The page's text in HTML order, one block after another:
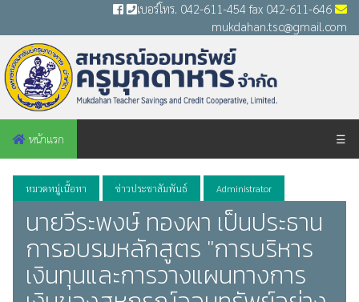
เบอร์โทร. 042-611-454 fax 042-611-646
mukdahan.tsc@gmail.com
หน้าแรก ☰
หมวดหมู่เนื้อหา ข่าวประชาสัมพันธ์ Administrator
นายวีระพงษ์ ทองผา เป็นประธาน
การอบรมหลักสูตร "การบริหาร
เงินทุนและการวางแผนทางการ